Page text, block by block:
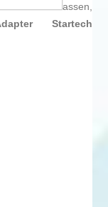
auslassen,
Adapter Startech